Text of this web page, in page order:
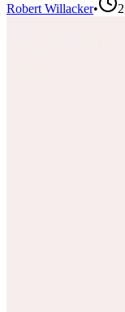
Robert Willacker• 2